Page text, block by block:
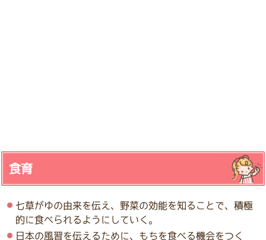
食育
七草がゆの由来を伝え、野菜の効能を知ることで、積極
的に食べられるようにしていく。
日本の風習を伝えるために、もちを食べる機会をつく